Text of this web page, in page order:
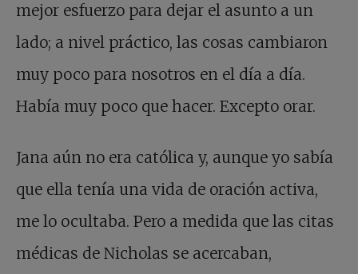
mejor esfuerzo para dejar el asunto a un
lado; a nivel práctico, las cosas cambiaron
muy poco para nosotros en el día a día.
Había muy poco que hacer. Excepto orar.
Jana aún no era católica y, aunque yo sabía
que ella tenía una vida de oración activa,
me lo ocultaba. Pero a medida que las citas
médicas de Nicholas se acercaban,